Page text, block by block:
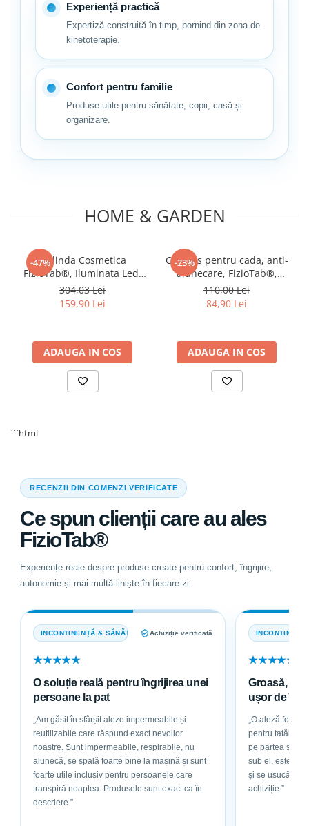
Experiență practică
Expertiză construită în timp, pornind din zona de
kinetoterapie.
Confort pentru familie
Produse utile pentru sănătate, copii, casă și
organizare.
HOME & GARDEN
-47%Oglinda Cosmetica
FizioTab®, Iluminata Led,
Dimabila, 2 Fete, Marire
10X, Baterii si Cablu USB
Incluse, Alb
304,03 Lei
159,90 Lei
ADAUGA IN COS
-23%
Covoras pentru cada, anti-
alunecare, FizioTab®,
100x40 cm, Multicolor,
Delfin
110,00 Lei
84,90 Lei
ADAUGA IN COS
```html
RECENZII DIN COMENZI VERIFICATE
Ce spun clienții care au ales
FizioTab®
Experiențe reale despre produse create pentru confort, îngrijire,
autonomie și mai multă liniște în fiecare zi.
INCONTINENȚĂ & SĂNĂTATE Achiziție verificată
★★★★★
O soluție reală pentru îngrijirea unei
persoane la pat
„Am găsit în sfârșit aleze impermeabile și
reutilizabile care răspund exact nevoilor
noastre. Sunt impermeabile, respirabile, nu
alunecă, se spală foarte bine la mașină și sunt
foarte utile inclusiv pentru persoanele care
transpiră noaptea. Produsele sunt exact ca în
descriere.”
★★★★★
Groasă,
ușor de
„O aleză foarte
pentru tatăl meu, care este la pat. Are
pe partea
sub el, este
și se usucă ușor. Sunt foarte mulțumită de
achiziție.”